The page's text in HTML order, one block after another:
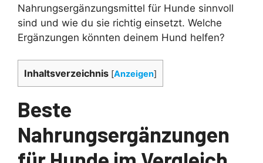
Nahrungsergänzungsmittel für Hunde sinnvoll
sind und wie du sie richtig einsetzt. Welche
Ergänzungen könnten deinem Hund helfen?
Inhaltsverzeichnis [Anzeigen]
Beste
Nahrungsergänzungen